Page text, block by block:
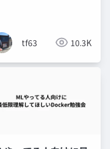
tf63 10.3K